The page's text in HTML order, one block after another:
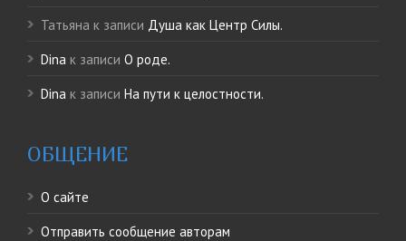
Татьяна к записи Душа как Центр Силы.
Dina к записи О роде.
Dina к записи На пути к целостности.
ОБЩЕНИЕ
О сайте
Отправить сообщение авторам